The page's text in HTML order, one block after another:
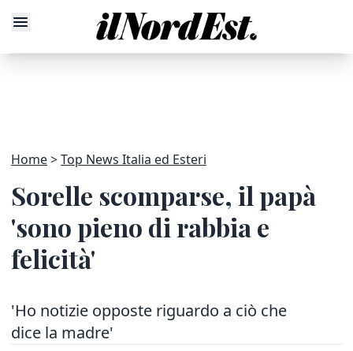
Home Top News Italia ed Esteri
Sorelle scomparse, il papà
'sono pieno di rabbia e
felicità'
'Ho notizie opposte riguardo a ciò che
dice la madre'